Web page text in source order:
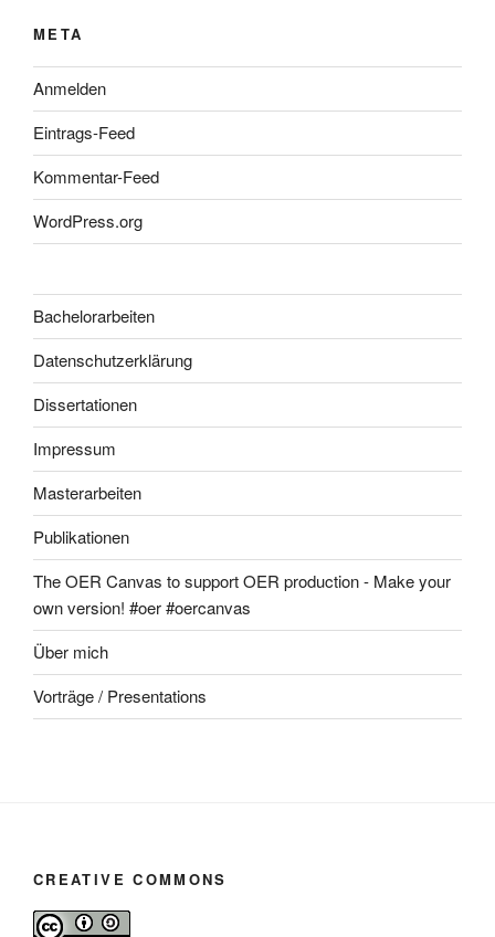
META
Anmelden
Eintrags-Feed
Kommentar-Feed
WordPress.org
Bachelorarbeiten
Datenschutzerklärung
Dissertationen
Impressum
Masterarbeiten
Publikationen
The OER Canvas to support OER production - Make your
own version! #oer #oercanvas
Über mich
Vorträge / Presentations
CREATIVE COMMONS